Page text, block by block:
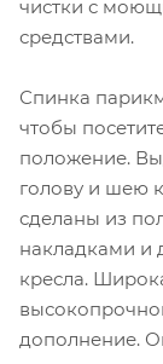
чистки с
средствами.
Спинка
чтобы
положение.
голову и шею
сделаны из
накладками и
кресла.
дополнение.